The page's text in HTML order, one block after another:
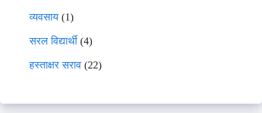
व्यवसाय(1)
सरल विद्यार्थी(4)
हस्ताक्षर सराव (22)